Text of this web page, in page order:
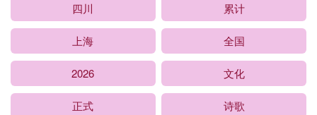
四川 累计
上海 全国
2026 文化
正式 诗歌